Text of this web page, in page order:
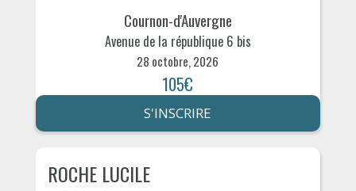
Cournon-d'Auvergne
Avenue de la république 6 bis
28 octobre, 2026
105€
S'INSCRIRE
ROCHE LUCILE